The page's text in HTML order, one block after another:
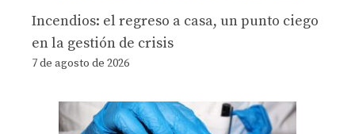
Incendios: el regreso a casa, un punto ciego
en la gestión de crisis
7 de agosto de 2026